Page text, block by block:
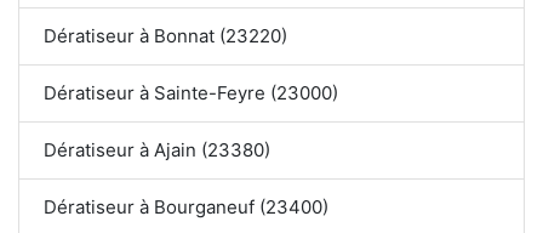
Dératiseur à Bonnat (23220)
Dératiseur à Sainte-Feyre (23000)
Dératiseur à Ajain (23380)
Dératiseur à Bourganeuf (23400)